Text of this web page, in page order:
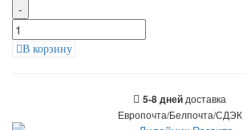
-
В корзину
5-8 дней доставка
Европочта/Белпочта/СДЭК